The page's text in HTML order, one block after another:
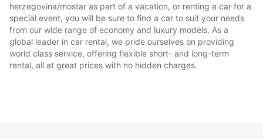
herzegovina/mostar as part of a vacation, or renting a car for a
special event, you will be sure to find a car to suit your needs
from our wide range of economy and luxury models. As a
global leader in car rental, we pride ourselves on providing
world class service, offering flexible short- and long-term
rental, all at great prices with no hidden charges.